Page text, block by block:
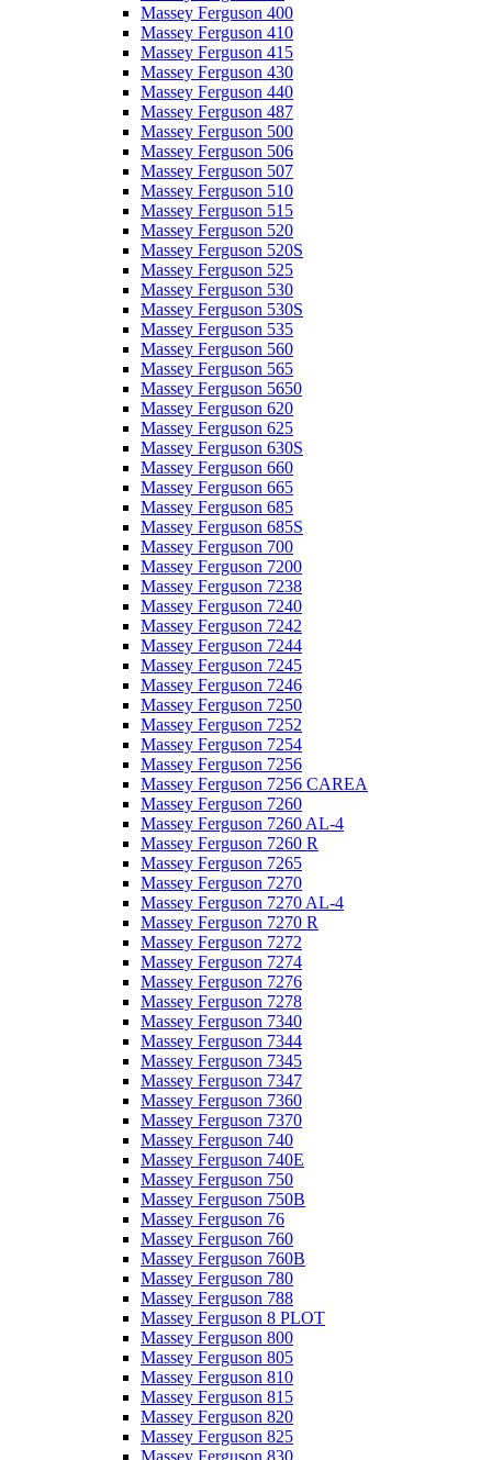
Massey Ferguson 400
Massey Ferguson 410
Massey Ferguson 415
Massey Ferguson 430
Massey Ferguson 440
Massey Ferguson 487
Massey Ferguson 500
Massey Ferguson 506
Massey Ferguson 507
Massey Ferguson 510
Massey Ferguson 515
Massey Ferguson 520
Massey Ferguson 520S
Massey Ferguson 525
Massey Ferguson 530
Massey Ferguson 530S
Massey Ferguson 535
Massey Ferguson 560
Massey Ferguson 565
Massey Ferguson 5650
Massey Ferguson 620
Massey Ferguson 625
Massey Ferguson 630S
Massey Ferguson 660
Massey Ferguson 665
Massey Ferguson 685
Massey Ferguson 685S
Massey Ferguson 700
Massey Ferguson 7200
Massey Ferguson 7238
Massey Ferguson 7240
Massey Ferguson 7242
Massey Ferguson 7244
Massey Ferguson 7245
Massey Ferguson 7246
Massey Ferguson 7250
Massey Ferguson 7252
Massey Ferguson 7254
Massey Ferguson 7256
Massey Ferguson 7256 CAREA
Massey Ferguson 7260
Massey Ferguson 7260 AL-4
Massey Ferguson 7260 R
Massey Ferguson 7265
Massey Ferguson 7270
Massey Ferguson 7270 AL-4
Massey Ferguson 7270 R
Massey Ferguson 7272
Massey Ferguson 7274
Massey Ferguson 7276
Massey Ferguson 7278
Massey Ferguson 7340
Massey Ferguson 7344
Massey Ferguson 7345
Massey Ferguson 7347
Massey Ferguson 7360
Massey Ferguson 7370
Massey Ferguson 740
Massey Ferguson 740E
Massey Ferguson 750
Massey Ferguson 750B
Massey Ferguson 76
Massey Ferguson 760
Massey Ferguson 760B
Massey Ferguson 780
Massey Ferguson 788
Massey Ferguson 8 PLOT
Massey Ferguson 800
Massey Ferguson 805
Massey Ferguson 810
Massey Ferguson 815
Massey Ferguson 820
Massey Ferguson 825
Massey Ferguson 830